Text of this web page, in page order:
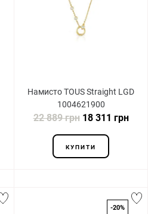
Намисто TOUS Straight LGD
1004621900
22 889 грн18 311 грн
КУПИТИ
-20%